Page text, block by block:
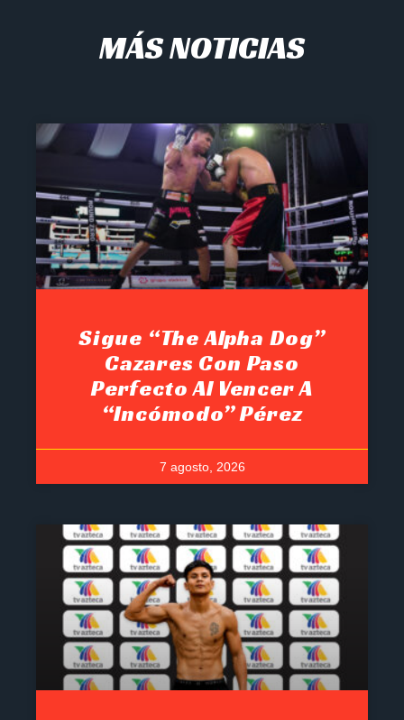
MÁS NOTICIAS
Sigue “The Alpha Dog”
Cazares Con Paso
Perfecto Al Vencer A
“Incómodo” Pérez
7 agosto, 2026